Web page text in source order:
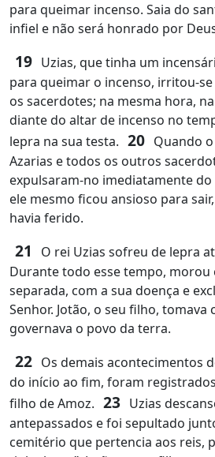
para queimar incenso. Saia do
infiel e não será honrado por
19 Uzias, que tinha um
para queimar o incenso,
os sacerdotes; na mesma hora,
diante do altar de incenso no
lepra na sua testa. 20 Quando
Azarias e todos os outros
expulsaram‑no imediatamente
ele mesmo ficou ansioso para
havia ferido.
21
O rei Uzias sofreu de lepra
Durante todo esse tempo, morou
separada, com a sua doença e
Senhor. Jotão, o seu filho, tomava
governava o povo da terra.
22 Os demais acontecimentos
do início ao fim, foram
filho de Amoz. 23 Uzias
antepassados e foi sepultado
cemitério que pertencia aos reis,